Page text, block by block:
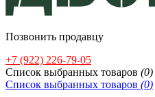
Позвонить продавцу
+7 (922) 226-79-05
Cписок выбранных товаров (0)
Cписок выбранных товаров (0)